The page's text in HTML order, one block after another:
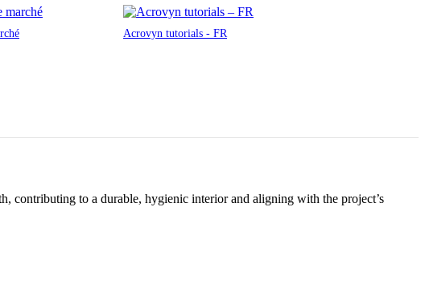
Acrovyn tutorials - FR
contributing to a durable, hygienic interior and aligning with the project’s